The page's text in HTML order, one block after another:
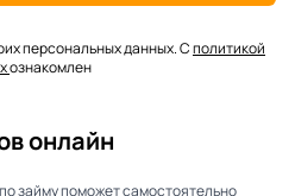
персональных данных. Сполитикой
ознакомлен
онлайн
займу поможет самостоятельно